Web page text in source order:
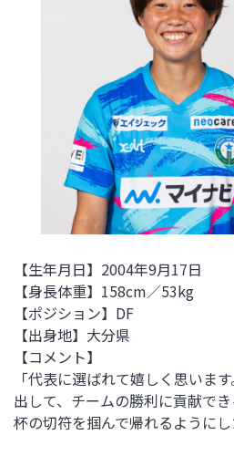
【生年月日】2004年9月17日
【身長体重】158cm／53kg
【ポジション】DF
【出身地】大分県
【コメント】
「代表に選ばれて嬉しく思いま
出して、チームの勝利に貢献で
杯の切符を掴んで帰れるようにし